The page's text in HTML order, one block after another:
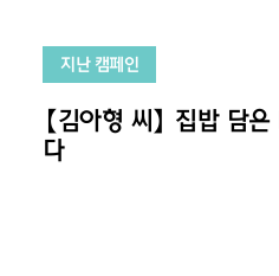
지난 캠페인
【김아형 씨】 집밥 담
다